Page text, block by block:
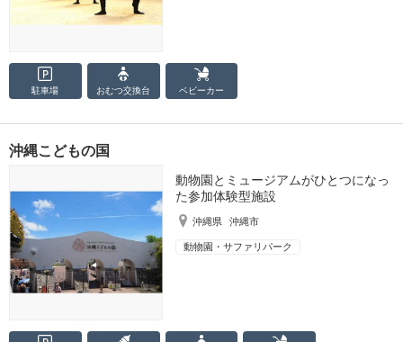
駐車場 おむつ交換台 ベビーカー
沖縄こどもの国
動物園とミュージアムがひとつになっ
た参加体験型施設
沖縄県 沖縄市
動物園・サファリパーク